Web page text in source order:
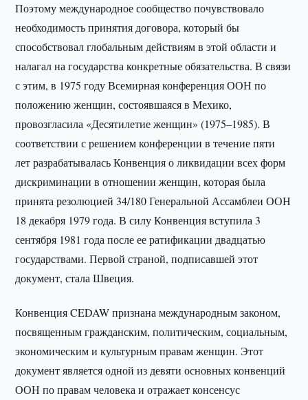
Поэтому международное сообщество почувствовало
необходимость принятия договора, который бы
способствовал глобальным действиям в этой области и
налагал на государства конкретные обязательства. В связи
с этим, в 1975 году Всемирная конференция ООН по
положению женщин, состоявшаяся в Мехико,
провозгласила «Десятилетие женщин» (1975–1985). В
соответствии с решением конференции в течение пяти
лет разрабатывалась Конвенция о ликвидации всех форм
дискриминации в отношении женщин, которая была
принята резолюцией 34/180 Генеральной Ассамблеи ООН
18 декабря 1979 года. В силу Конвенция вступила 3
сентября 1981 года после ее ратификации двадцатью
государствами. Первой страной, подписавшей этот
документ, стала Швеция.
Конвенция CEDAW признана международным законом,
посвященным гражданским, политическим, социальным,
экономическим и культурным правам женщин. Этот
документ является одной из девяти основных конвенций
ООН по правам человека и отражает консенсус